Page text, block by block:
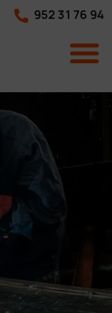
952 31 76 94